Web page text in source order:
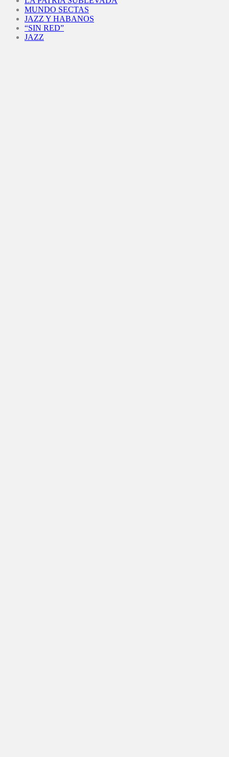
MUNDO SECTAS
JAZZ Y HABANOS
“SIN RED”
JAZZ